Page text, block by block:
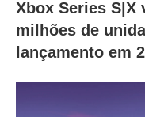
Xbox Series S|X
milhões de
lançamento em